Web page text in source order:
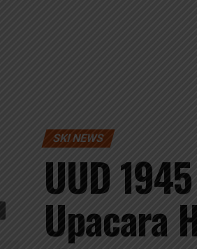
SKI NEWS
UUD
Upacara